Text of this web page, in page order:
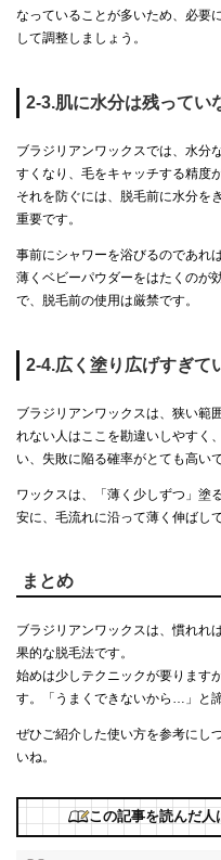
なっていることが多いため、必要
して調整しましょう。
2-3.肌に水分は残ってい
ブラジリアンワックスでは、水分
すくなり、毛をキャッチする精度
それを防ぐには、脱毛前に水分を
重要です。
事前にシャワーを浴びるのであれ
薄くベビーパウダーをはたくのが
で、脱毛前の使用は厳禁です。
2-4.広く塗り広げすぎて
ブラジリアンワックスは、狭い範
れない人はここを勘違いしやすく
い、失敗に陥る確率がとても高いで
ワックスは、「薄く少しずつ」塗
安に、毛流れに沿って薄く伸ばし
まとめ
ブラジリアンワックスは、慣れれ
果的な脱毛法です。
始めは少しテクニックが要ります
す。「うまくできないから…」と
ぜひご紹介した使い方を参考にし
いね。
この記事を読んだ人